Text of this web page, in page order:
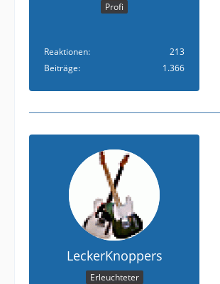
Profi
Reaktionen
213
Beiträge
1.366
LeckerKnoppers
Erleuchteter